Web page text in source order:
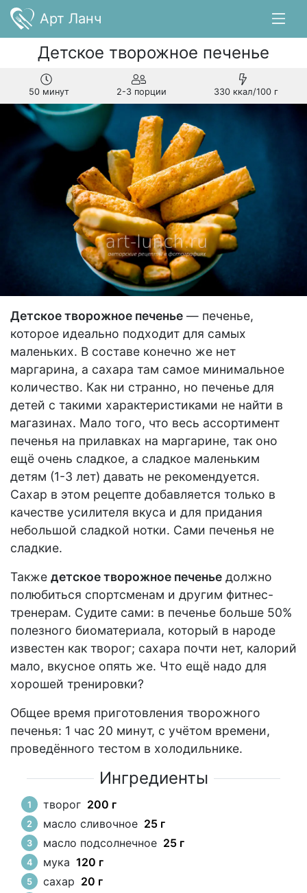
Арт Ланч
Детское творожное печенье
50 минут 2-3 порции 330 ккал/100 г
Детское творожное печенье — печенье,
которое идеально подходит для самых
маленьких. В составе конечно же нет
маргарина, а сахара там самое минимальное
количество. Как ни странно, но печенье для
детей с такими характеристиками не найти в
магазинах. Мало того, что весь ассортимент
печенья на прилавках на маргарине, так оно
ещё очень сладкое, а сладкое маленьким
детям (1-3 лет) давать не рекомендуется.
Сахар в этом рецепте добавляется только в
качестве усилителя вкуса и для придания
небольшой сладкой нотки. Сами печенья не
сладкие.
Также детское творожное печенье должно
полюбиться спортсменам и другим фитнес-
тренерам. Судите сами: в печенье больше 50%
полезного биоматериала, который в народе
известен как творог; сахара почти нет, калорий
мало, вкусное опять же. Что ещё надо для
хорошей тренировки?
Общее время приготовления творожного
печенья: 1 час 20 минут, с учётом времени,
проведённого тестом в холодильнике.
Ингредиенты
творог 200 г
масло сливочное 25 г
масло подсолнечное 25 г
мука 120 г
сахар 20 г